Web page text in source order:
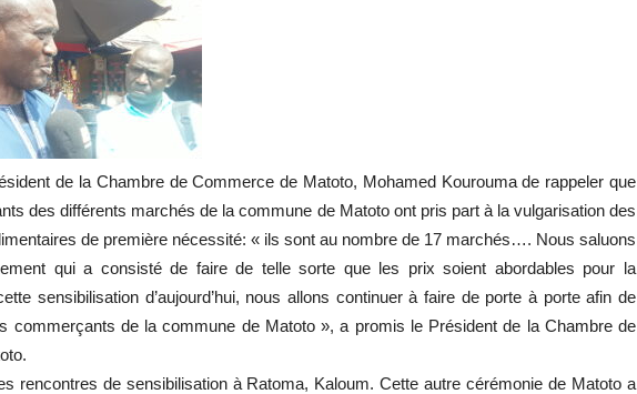
de la Chambre de Commerce de Matoto, Mohamed Kourouma de rappeler que
des différents marchés de la commune de Matoto ont pris part à la vulgarisation des
de première nécessité: « ils sont au nombre de 17 marchés…. Nous saluons
qui a consisté de faire de telle sorte que les prix soient abordables pour la
sensibilisation d’aujourd’hui, nous allons continuer à faire de porte à porte afin de
commerçants de la commune de Matoto », a promis le Président de la Chambre de
rencontres de sensibilisation à Ratoma, Kaloum. Cette autre cérémonie de Matoto a